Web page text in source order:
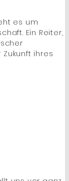
es um
Ein Reiter,
ihres